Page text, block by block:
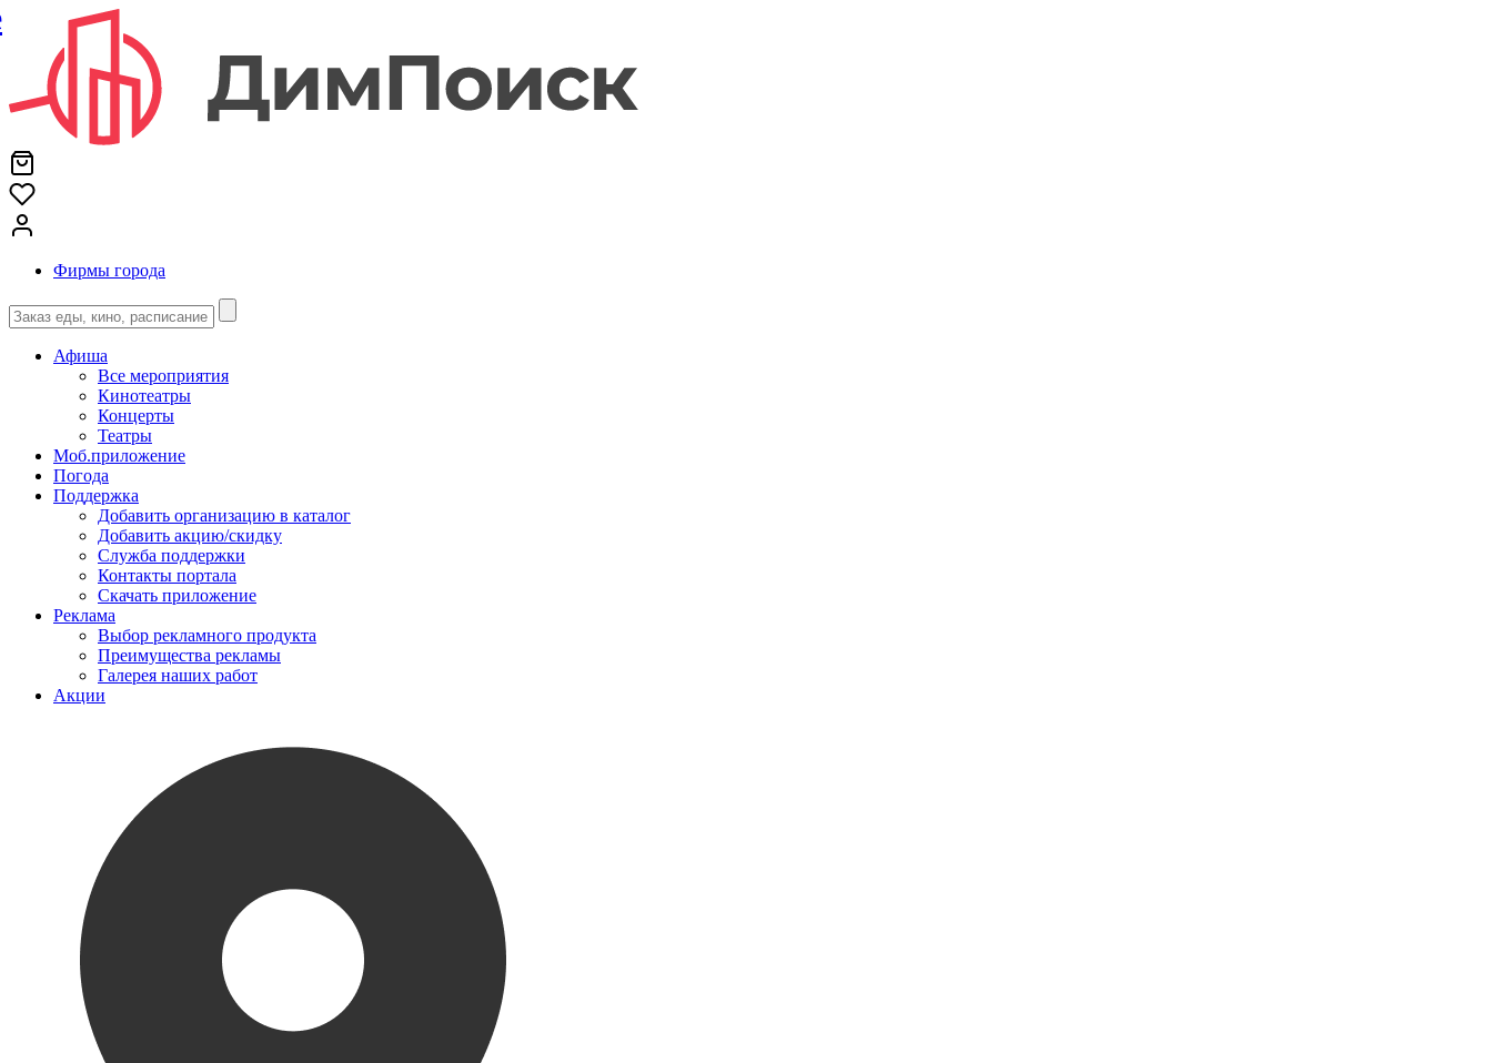
Фирмы города
Афиша
Все мероприятия
Кинотеатры
Концерты
Театры
Моб.приложение
Погода
Поддержка
Добавить организацию в каталог
Добавить акцию/скидку
Служба поддержки
Контакты портала
Скачать приложение
Реклама
Выбор рекламного продукта
Преимущества рекламы
Галерея наших работ
Акции